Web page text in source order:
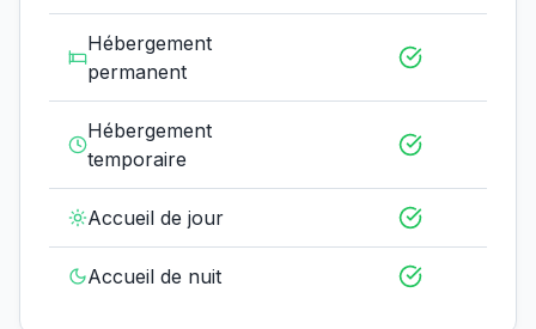
Hébergement
permanent
Hébergement
temporaire
Accueil de jour
Accueil de nuit